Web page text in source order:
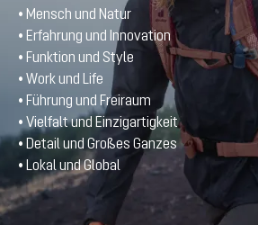
• Mensch und Natur
• Erfahrung und Innovation
• Funktion und Style
• Work und Life
• Führung und Freiraum
• Vielfalt und Einzigartigkeit
• Detail und Großes Ganzes
• Lokal und Global